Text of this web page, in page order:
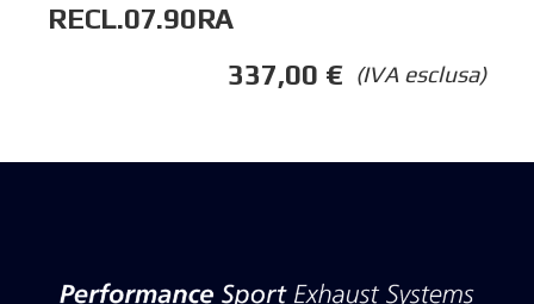
RECL.07.90RA
(IVA esclusa)
337,00 €